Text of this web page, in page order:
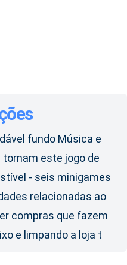
fundo Música e
este jogo de
- seis minigames
relacionadas ao
compras que fazem
e limpando a loja t